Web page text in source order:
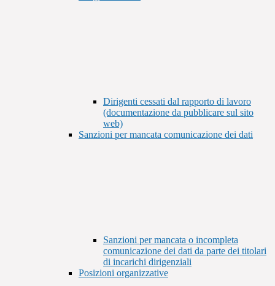
Dirigenti cessati dal rapporto di lavoro
(documentazione da pubblicare sul sito
web)
Sanzioni per mancata comunicazione dei dati
Sanzioni per mancata o incompleta
comunicazione dei dati da parte dei titolari
di incarichi dirigenziali
Posizioni organizzative